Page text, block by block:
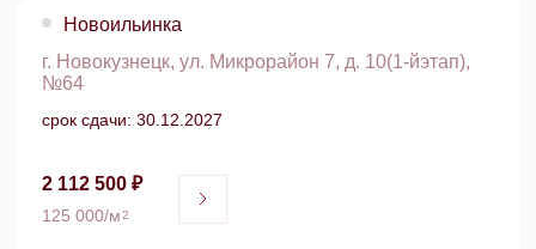
Новоильинка
г. Новокузнецк, ул. Микрорайон 7, д. 10(1-йэтап),
№64
срок сдачи: 30.12.2027
2 112 500 ₽
125 000/м2